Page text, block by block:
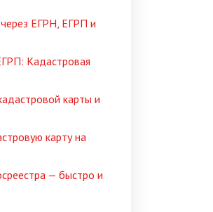
ЕГРН, ЕГРП и
Кадастровая
карты и
карту на
— быстро и